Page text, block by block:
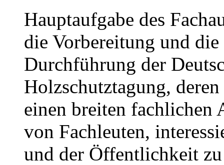
Hauptaufgabe des
die Vorbereitung und die
Durchführung der
Holzschutztagung,
einen breiten fachlichen
von Fachleuten,
und der Öffentlichkeit